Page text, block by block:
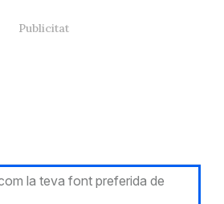
la teva font preferida de